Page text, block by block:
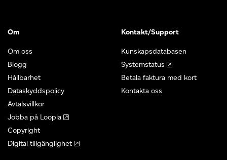
Om
Om oss
Blogg
Hållbarhet
Dataskyddspolicy
Avtalsvillkor
Jobba på Loopia
Copyright
Digital tillgänglighet
Kontakt/Support
Kunskapsdatabasen
Systemstatus
Betala faktura med kort
Kontakta oss